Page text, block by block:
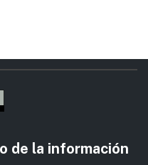
de la información